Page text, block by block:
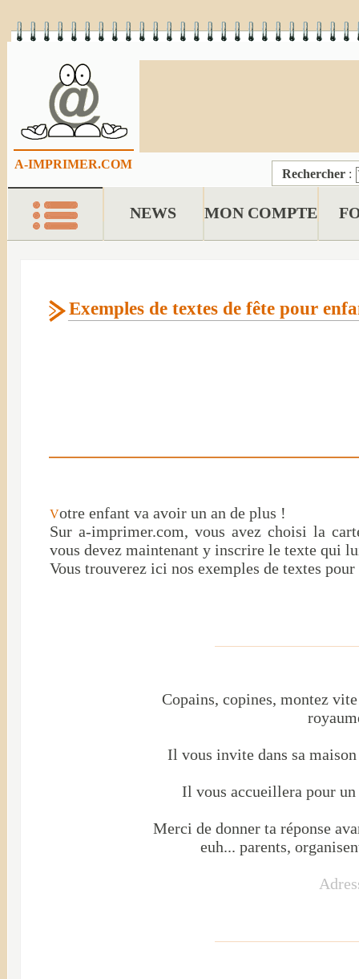
A-IMPRIMER.COM
Rechercher :
NEWS MON COMPTE
Exemples de textes de fête pour
Votre enfant va avoir un an de plus !
Sur a-imprimer.com, vous avez choisila
vous devez maintenant y inscrire le texte qui
Vous trouverez ici nos exemples de textes
Copains, copines, montez
Il vous invite dans sa
Il vous accueillera pour
Merci de donner ta réponse
euh... parents,